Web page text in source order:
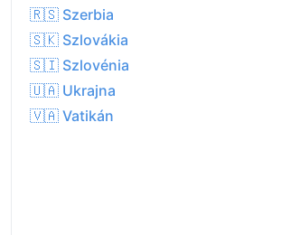
New Moon
🇷🇸 Szerbia
🇸🇰 Szlovákia
🇸🇮 Szlovénia
🇺🇦 Ukrajna
🇻🇦 Vatikán